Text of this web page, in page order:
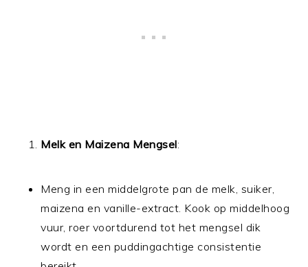
Melk en Maizena Mengsel:
Meng in een middelgrote pan de melk, suiker,
maizena en vanille-extract. Kook op middelhoog
vuur, roer voortdurend tot het mengsel dik
wordt en een puddingachtige consistentie